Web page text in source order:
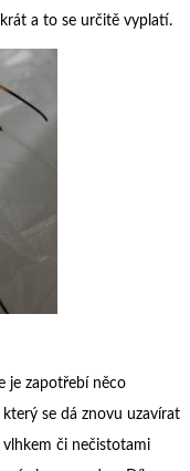
a to se určitě vyplatí.
je zapotřebí něco
se dá znovu uzavírat
či nečistotami